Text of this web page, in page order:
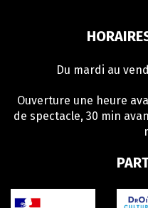
Du mardi au
Ouverture une heure
de spectacle, 30 min